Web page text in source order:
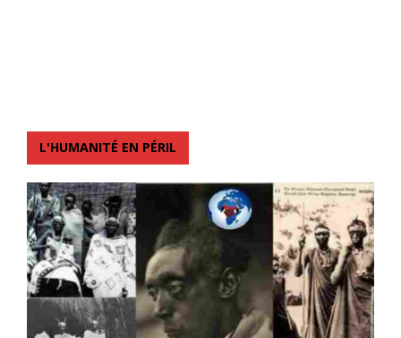
L'HUMANITÉ EN PÉRIL